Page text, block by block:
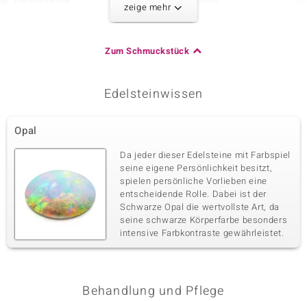
4 à 2,5 mm
Rundschliff
Edelsteinvarietät
Zirkon 68 à 1,3 mm
0,727 ct
Schliff
Rundschliff
Fassung
Krappenfassung
Herkunft
Kambodscha
zeige mehr
Zum Schmuckstück
Edelsteinwissen
Opal
Da jeder dieser Edelsteine mit Farbspiel
seine eigene Persönlichkeit besitzt,
spielen persönliche Vorlieben eine
entscheidende Rolle. Dabei ist der
Schwarze Opal die wertvollste Art, da
seine schwarze Körperfarbe besonders
intensive Farbkontraste gewährleistet.
Behandlung und Pflege